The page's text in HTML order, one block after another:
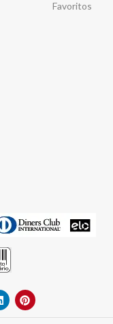
Favoritos